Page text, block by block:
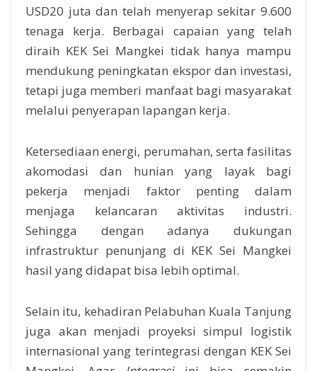
USD20 juta dan telah menyerap sekitar 9.600
tenaga kerja. Berbagai capaian yang telah
diraih KEK Sei Mangkei tidak hanya mampu
mendukung peningkatan ekspor dan investasi,
tetapi juga memberi manfaat bagi masyarakat
melalui penyerapan lapangan kerja.
Ketersediaan energi, perumahan, serta fasilitas
akomodasi dan hunian yang layak bagi
pekerja menjadi faktor penting dalam
menjaga kelancaran aktivitas industri.
Sehingga dengan adanya dukungan
infrastruktur penunjang di KEK Sei Mangkei
hasil yang didapat bisa lebih optimal.
Selain itu, kehadiran Pelabuhan Kuala Tanjung
juga akan menjadi proyeksi simpul logistik
internasional yang terintegrasi dengan KEK Sei